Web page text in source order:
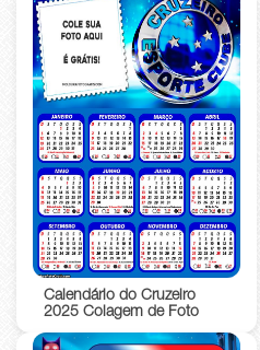
Calendário do Cruzeiro
2025 Colagem de Foto